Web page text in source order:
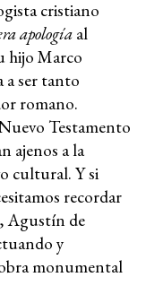
cristiano
apologíaal
hijo Marco
a ser tanto
romano.
Testamento
ajenos a la
cultural. Y si
recordar
Agustín de
y
monumental